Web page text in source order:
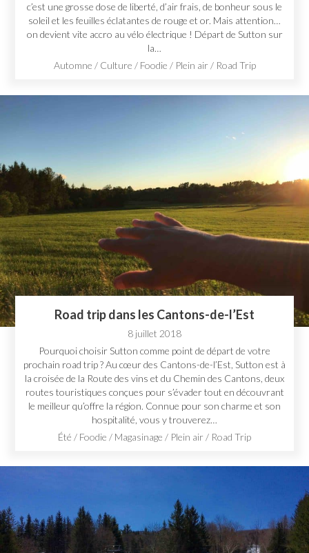
c’est une grosse dose de liberté, d’air frais, de bonheur sous le
soleil et les feuilles éclatantes de rouge et or. Mais attention…
on devient vite accro au vélo électrique ! Départ de Sutton sur
la…
Automne / Culture / Foodie / Plein air / Road Trip
Road trip dans les Cantons-de-l’Est
8 juillet 2018
Pourquoi choisir Sutton comme point de départ de votre
prochain road trip ? Au cœur des Cantons-de-l’Est, Sutton est à
la croisée de la Route des vins et du Chemin des Cantons, deux
routes touristiques conçues pour s’évader tout en découvrant
le meilleur qu’offre la région. Connue pour son charme et son
hospitalité, vous y trouverez…
Été / Foodie / Magasinage / Plein air / Road Trip